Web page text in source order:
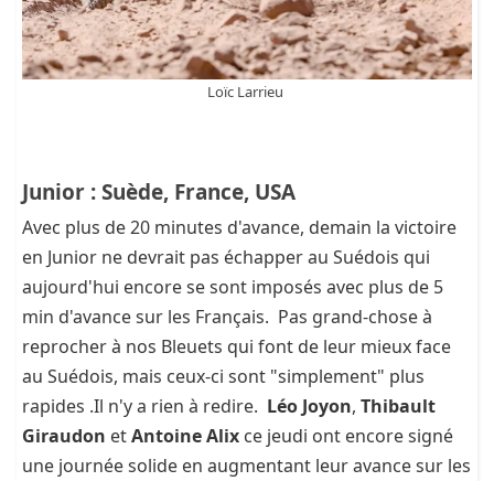
Loïc Larrieu
Junior : Suède, France, USA
Avec plus de 20 minutes d'avance, demain la victoire
en Junior ne devrait pas échapper au Suédois qui
aujourd'hui encore se sont imposés avec plus de 5
min d'avance sur les Français. Pas grand-chose à
reprocher à nos Bleuets qui font de leur mieux face
au Suédois, mais ceux-ci sont "simplement" plus
rapides .Il n'y a rien à redire. Léo Joyon, Thibault
Giraudon etAntoine Alix ce jeudi ont encore signé
une journée solide en augmentant leur avance sur les